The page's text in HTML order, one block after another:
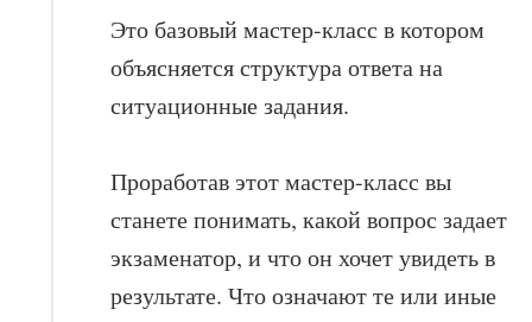
Это базовый мастер-класс в котором
объясняется структура ответа на
ситуационные задания.
Проработав этот мастер-класс вы
станете понимать, какой вопрос задает
экзаменатор, и что он хочет увидеть в
результате. Что означают те или иные